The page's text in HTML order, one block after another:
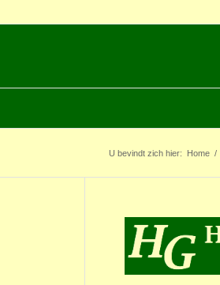
U bevindt zich hier: Home /